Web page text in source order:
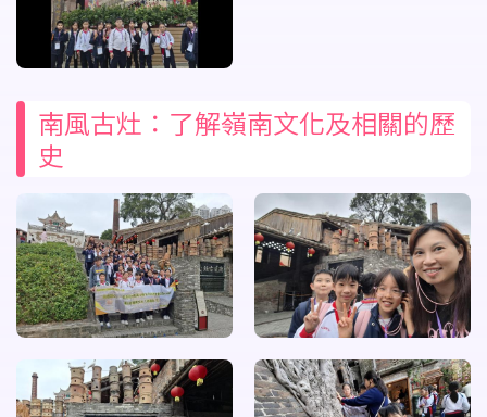
南風古灶：了解嶺南文化及相關的歷
史